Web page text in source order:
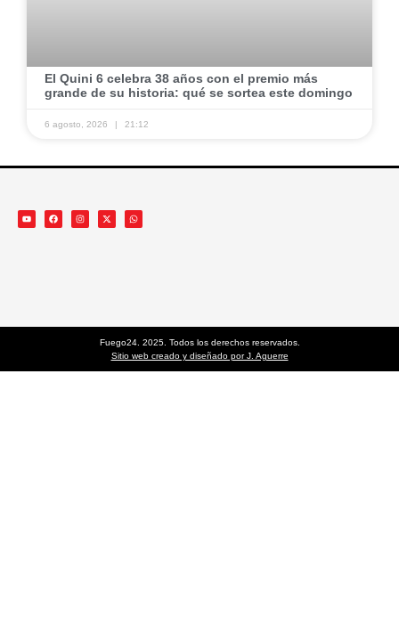
El Quini 6 celebra 38 años con el premio más
grande de su historia: qué se sortea este domingo
6 agosto, 2026 21:12
Fuego24. 2025. Todos los derechos reservados.
Sitio web creado y diseñado por J. Aguerre